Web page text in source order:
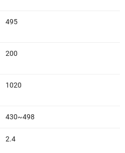
495
200
1020
430~498
2.4